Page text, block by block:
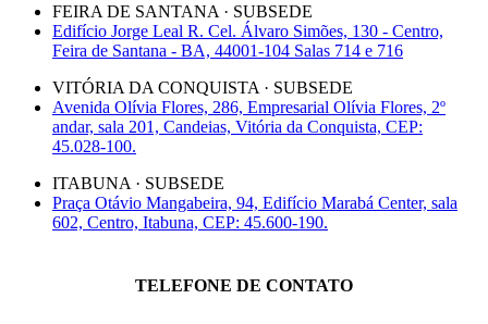
FEIRA DE SANTANA · SUBSEDE
Edifício Jorge Leal R. Cel. Álvaro Simões, 130 - Centro,
Feira de Santana - BA, 44001-104 Salas 714 e 716
VITÓRIA DA CONQUISTA · SUBSEDE
Avenida Olívia Flores, 286, Empresarial Olívia Flores, 2º
andar, sala 201, Candeias, Vitória da Conquista, CEP:
45.028-100.
ITABUNA · SUBSEDE
Praça Otávio Mangabeira, 94, Edifício Marabá Center, sala
602, Centro, Itabuna, CEP: 45.600-190.
TELEFONE DE CONTATO